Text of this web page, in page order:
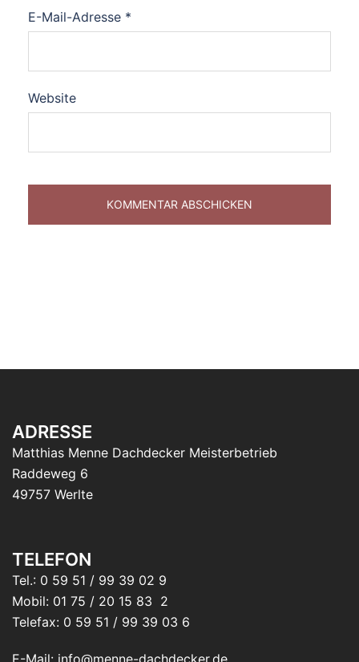
E-Mail-Adresse *
Website
ADRESSE
Matthias Menne Dachdecker Meisterbetrieb
Raddeweg 6
49757 Werlte
TELEFON
Tel.: 0 59 51 / 99 39 02 9
Mobil: 01 75 / 20 15 83 2
Telefax: 0 59 51 / 99 39 03 6
E-Mail: info@menne-dachdecker.de